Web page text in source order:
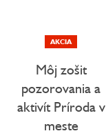
AKCIA
Môj zošit
pozorovania a
aktivít Príroda v
meste